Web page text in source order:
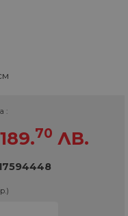
:
189.70 ЛВ.